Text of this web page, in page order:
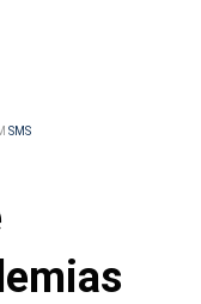
SMS